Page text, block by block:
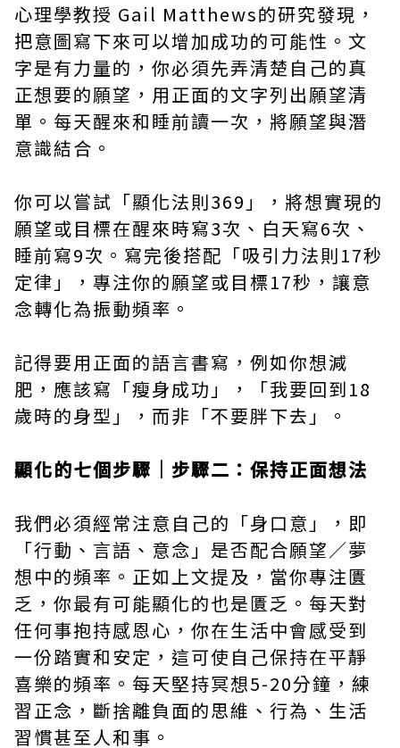
心理學教授 Gail Matthews的研究發現，
把意圖寫下來可以增加成功的可能性。文
字是有力量的，你必須先弄清楚自己的真
正想要的願望，用正面的文字列出願望清
單。每天醒來和睡前讀一次，將願望與潛
意識結合。
你可以嘗試「顯化法則369」，將想實現的
願望或目標在醒來時寫3次、白天寫6次、
睡前寫9次。寫完後搭配「吸引力法則17秒
定律」，專注你的願望或目標17秒，讓意
念轉化為振動頻率。
記得要用正面的語言書寫，例如你想減
肥，應該寫「瘦身成功」，「我要回到18
歲時的身型」，而非「不要胖下去」。
顯化的七個步驟｜步驟二：保持正面想法
我們必須經常注意自己的「身口意」，即
「行動、言語、意念」是否配合願望／夢
想中的頻率。正如上文提及，當你專注匱
乏，你最有可能顯化的也是匱乏。每天對
任何事抱持感恩心，你在生活中會感受到
一份踏實和安定，這可使自己保持在平靜
喜樂的頻率。每天堅持冥想5-20分鐘，練
習正念，斷捨離負面的思維、行為、生活
習慣甚至人和事。